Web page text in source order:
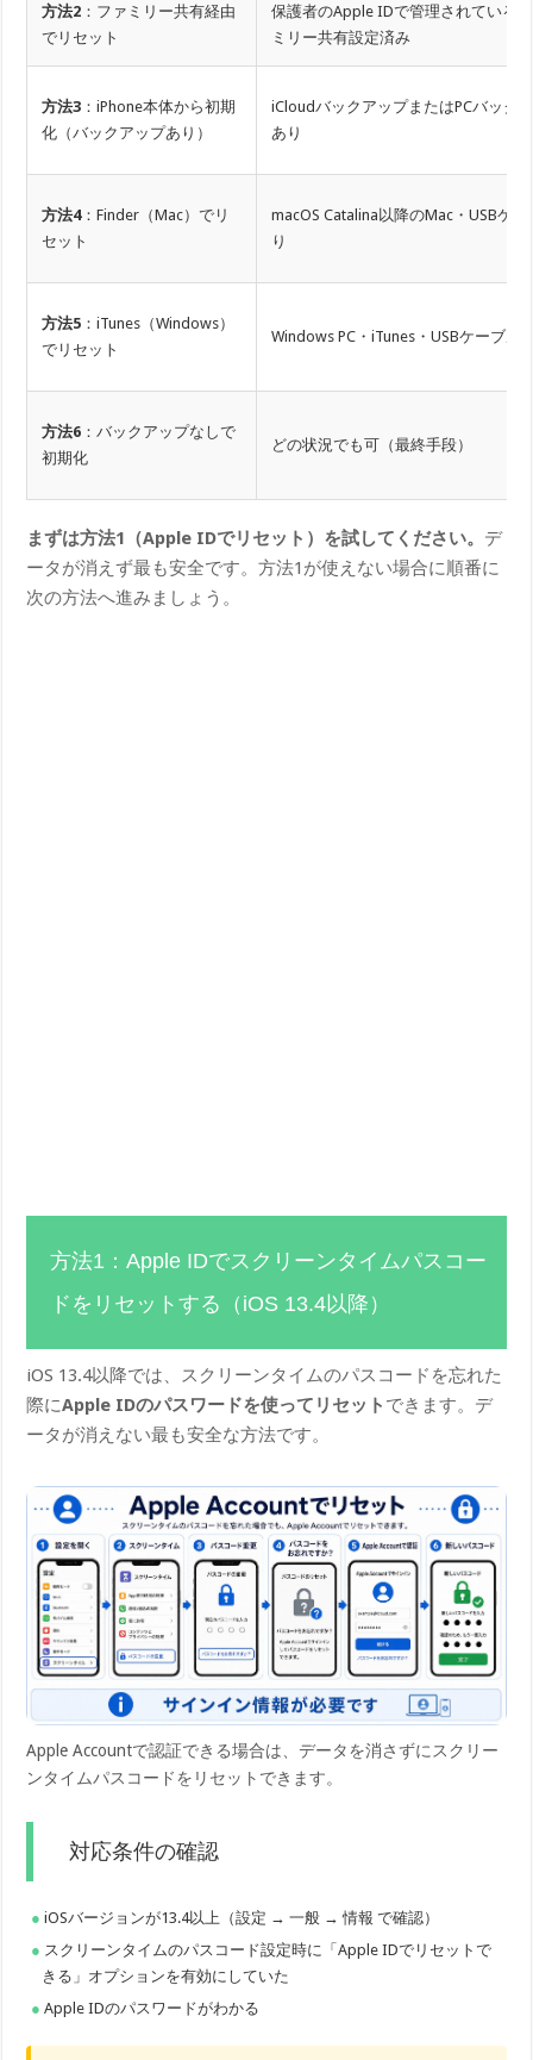
方法2 ：ファミリー共有経由
でリセット
保護者のApple IDで管理されている
ミリー共有設定済み
方法3 ：iPhone本体から初期
化（バックアップあり）
iCloudバックアップまたはPCバック
あり
方法4：Finder（Mac）でリ
セット
macOS Catalina以降のMac・USBケ
り
方法5 ：iTunes（Windows）
でリセット
Windows PC・iTunes・USBケーブル
方法6 ：バックアップなしで
初期化
どの状況でも可（最終手段）
まずは方法1（Apple IDでリセット）を試してください。 デ
ータが消えず最も安全です。方法1が使えない場合に順番に
次の方法へ進みましょう。
方法1：Apple IDでスクリーンタイムパスコー
ドをリセットする（iOS 13.4以降）
iOS 13.4以降では、スクリーンタイムのパスコードを忘れた
際にApple IDのパスワードを使ってリセット できます。デ
ータが消えない最も安全な方法です。
Apple Accountで認証できる場合は、データを消さずにスクリー
ンタイムパスコードをリセットできます。
対応条件の確認
iOSバージョンが13.4以上（設定 → 一般 → 情報 で確認）
スクリーンタイムのパスコード設定時に「Apple IDでリセットで
きる」オプションを有効にしていた
Apple IDのパスワードがわかる